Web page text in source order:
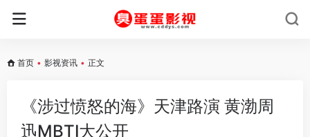
首页 • 影视资讯 • 正文
《涉过愤怒的海》天津路演 黄渤周
迅MBTI大公开